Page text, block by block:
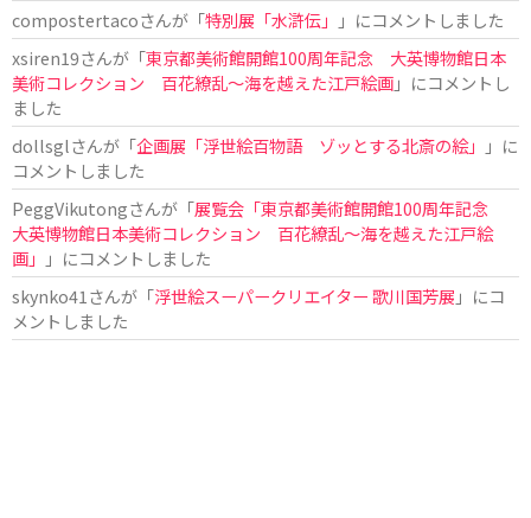
compostertacoさんが「特別展「水滸伝」
」にコメントしました
xsiren19さんが「東京都美術館開館100周年記念 大英博物館日本
美術コレクション 百花繚乱～海を越えた江戸絵画」にコメントし
ました
dollsglさんが「企画展「浮世絵百物語 ゾッとする北斎の絵」
」に
コメントしました
PeggVikutongさんが「展覧会「東京都美術館開館100周年記念
大英博物館日本美術コレクション 百花繚乱〜海を越えた江戸絵
画」
」にコメントしました
skynko41 さんが「浮世絵スーパークリエイター 歌川国芳展 」にコ
メントしました